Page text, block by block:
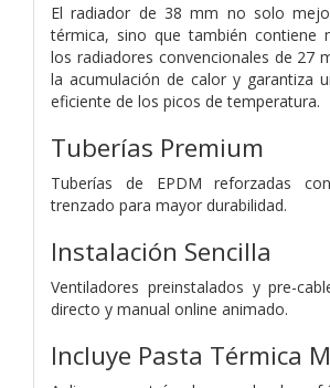
El radiador de 38 mm no solo
térmica, sino que también contiene
los radiadores convencionales de 27
la acumulación de calor y garantiza
eficiente de los picos de temperatura.
Tuberías Premium
Tuberías de EPDM reforzadas
trenzado para mayor durabilidad.
Instalación Sencilla
Ventiladores preinstalados y pre-
directo y manual online animado.
Incluye Pasta Térmica